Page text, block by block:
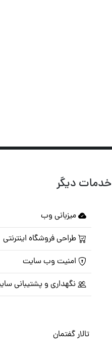
خدمات دیگر
میزبانی وب
طراحی فروشگاه اینترنتی
امنیت وب سایت
نگهداری و پشتیبانی
تالار گفتمان